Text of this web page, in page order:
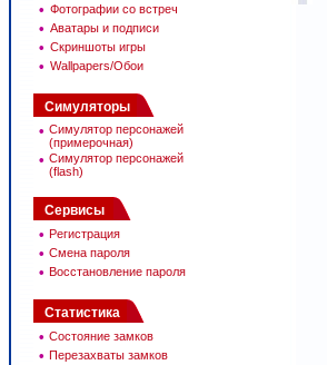
• Фотографии со встреч
• Аватары и подписи
• Скриншоты игры
• Wallpapers/Обои
Симуляторы
• Симулятор персонажей
(примерочная)
• Симулятор персонажей
(flash)
Сервисы
• Регистрация
• Смена пароля
• Восстановление пароля
Статистика
• Состояние замков
• Перезахваты замков